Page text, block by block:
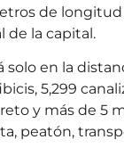
de
de la capital.
solo en la
5,299
y más de 5
peatón,